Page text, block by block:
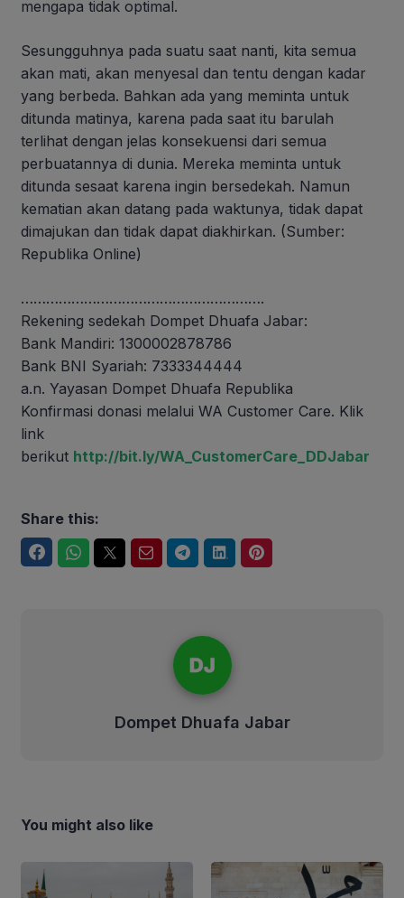
mengapa tidak optimal.
Sesungguhnya pada suatu saat nanti, kita semua
akan mati, akan menyesal dan tentu dengan kadar
yang berbeda. Bahkan ada yang meminta untuk
ditunda matinya, karena pada saat itu barulah
terlihat dengan jelas konsekuensi dari semua
perbuatannya di dunia. Mereka meminta untuk
ditunda sesaat karena ingin bersedekah. Namun
kematian akan datang pada waktunya, tidak dapat
dimajukan dan tidak dapat diakhirkan. (Sumber:
Republika Online)
………………………………………………….
Rekening sedekah Dompet Dhuafa Jabar:
Bank Mandiri: 1300002878786
Bank BNI Syariah: 7333344444
a.n. Yayasan Dompet Dhuafa Republika
Konfirmasi donasi melalui WA Customer Care. Klik
link
berikut http://bit.ly/WA_CustomerCare_DDJabar
Share this:
Dompet Dhuafa Jabar
You might also like